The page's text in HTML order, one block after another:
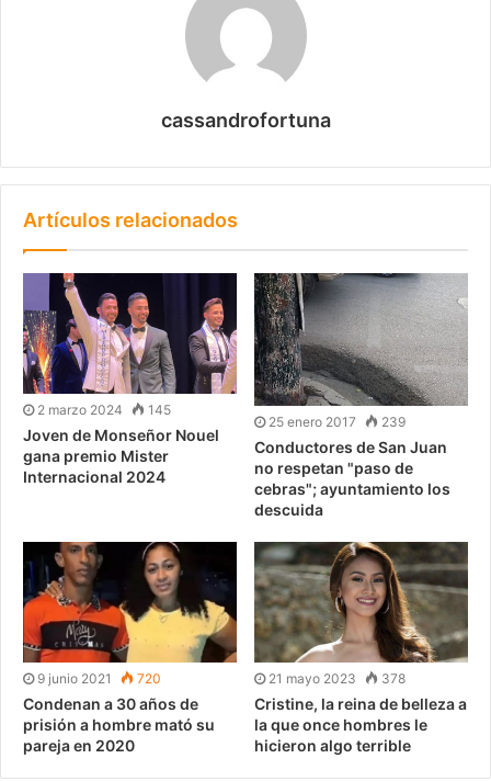
cassandrofortuna
Artículos relacionados
2 marzo 2024 145
Joven de Monseñor Nouel
gana premio Mister
Internacional 2024
25 enero 2017 239
Conductores de San Juan
no respetan "paso de
cebras"; ayuntamiento los
descuida
9 junio 2021 720
Condenan a 30 años de
prisión a hombre mató su
pareja en 2020
21 mayo 2023 378
Cristine, la reina de belleza a
la que once hombres le
hicieron algo terrible